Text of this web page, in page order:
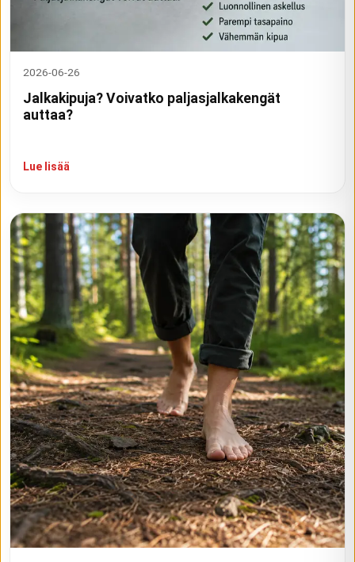
2026-06-26
Jalkakipuja? Voivatko paljasjalkakengät
auttaa?
Lue lisää